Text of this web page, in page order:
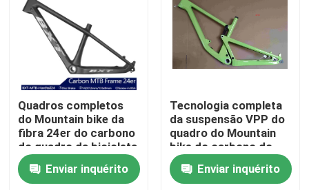
Quadro do Mountain bike do carbono
Quadro completo da suspensão do carbono
Quadro da bicicleta da estrada do carbono
Quadro da bicicleta da trilha do carbono
Quadro da bicicleta do cascalho do carbono
Quadros completos
do Mountain bike da
fibra 24er do carbono
do quadro da bicicleta
dos esportes MTB
das crianças
Enviar inquérito
Tecnologia completa
da suspensão VPP do
quadro do Mountain
bike do carbono do
curso 150mm
Enviar inquérito